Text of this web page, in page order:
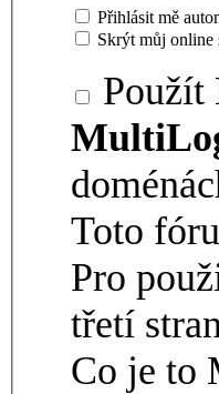
Přihlásit mě
Skrýt můj online
Toto
Pro
třetí
Co je to